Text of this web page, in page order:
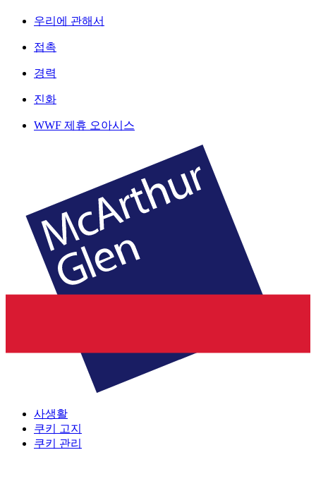
우리에 관해서
접촉
경력
진화
WWF 제휴 오아시스
사생활
쿠키 고지
쿠키 관리